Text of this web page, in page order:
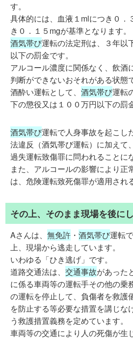
す。
具体的には、血液１mlにつき０．
き０．１５mgが基準となります。
酒気帯び運転の法定刑は、３年以
以下の罰金です。
アルコール濃度に関係なく、飲酒
判断ができないおそれがある状態
酒酔い運転として、酒気帯び運転
下の懲役又は１００万円以下の罰
酒気帯び運転で人身事故を起こし
法違反（酒気帯び運転）に加えて
過失運転致傷罪に問われることに
また、アルコールの影響により正
は、危険運転致死傷罪が適用され
その上、そのまま現場を後に
Aさんは、無免許 ・酒気帯び運転
上、現場から逃走しています。
いわゆる「ひき逃げ」です。
道路交通法は、交通事故があった
に係る車両等の運転手その他の乗
の運転を停止して、負傷者を救護
を防止する等必要な措置を講じな
う救護措置義務を定めています。
車両等の交通により人の死傷が生